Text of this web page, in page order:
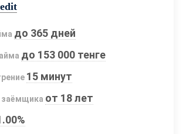
до 365 дней
до 153 000 тенге
15 минут
заёмщика от 18 лет